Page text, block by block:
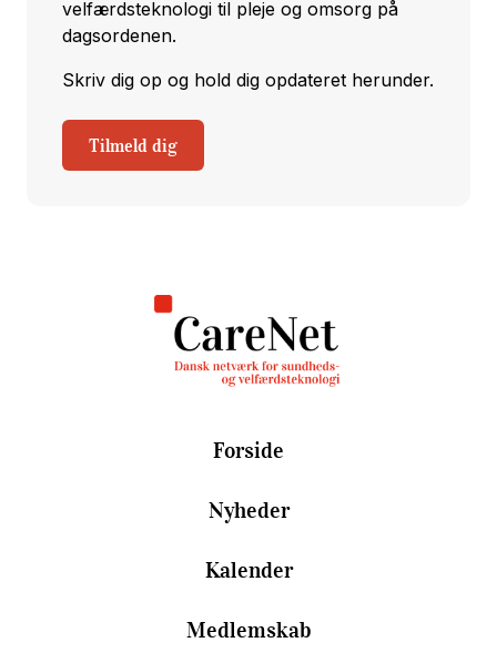
velfærdsteknologi til pleje og omsorg på
dagsordenen.
Skriv dig op og hold dig opdateret herunder.
Tilmeld dig
Forside
Nyheder
Kalender
Medlemskab